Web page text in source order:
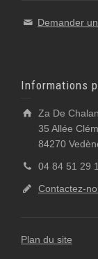
Demander
Informations
Za De
35 Allée
84270
04 84 51 29
Contactez-
Plan du site